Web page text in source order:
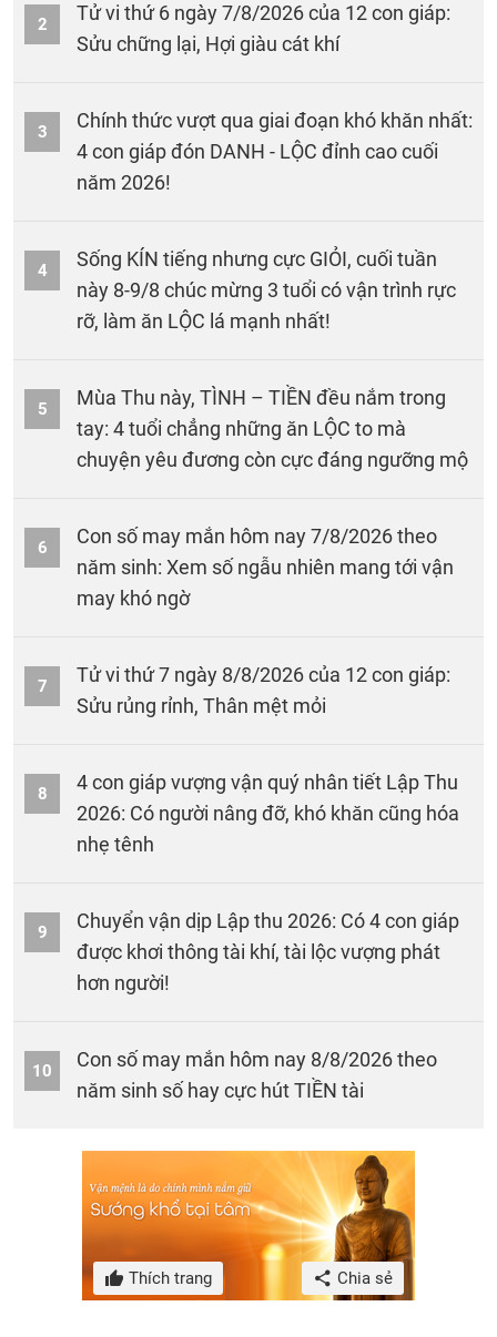
2
Tử vi thứ 6 ngày 7/8/2026 của 12 con giáp:
Sửu chững lại, Hợi giàu cát khí
3
Chính thức vượt qua giai đoạn khó khăn nhất:
4 con giáp đón DANH - LỘC đỉnh cao cuối
năm 2026!
4
Sống KÍN tiếng nhưng cực GIỎI, cuối tuần
này 8-9/8 chúc mừng 3 tuổi có vận trình rực
rỡ, làm ăn LỘC lá mạnh nhất!
5
Mùa Thu này, TÌNH – TIỀN đều nắm trong
tay: 4 tuổi chẳng những ăn LỘC to mà
chuyện yêu đương còn cực đáng ngưỡng mộ
6
Con số may mắn hôm nay 7/8/2026 theo
năm sinh: Xem số ngẫu nhiên mang tới vận
may khó ngờ
7
Tử vi thứ 7 ngày 8/8/2026 của 12 con giáp:
Sửu rủng rỉnh, Thân mệt mỏi
8
4 con giáp vượng vận quý nhân tiết Lập Thu
2026: Có người nâng đỡ, khó khăn cũng hóa
nhẹ tênh
9
Chuyển vận dịp Lập thu 2026: Có 4 con giáp
được khơi thông tài khí, tài lộc vượng phát
hơn người!
10
Con số may mắn hôm nay 8/8/2026 theo
năm sinh số hay cực hút TIỀN tài
Thích trang Chia sẻ